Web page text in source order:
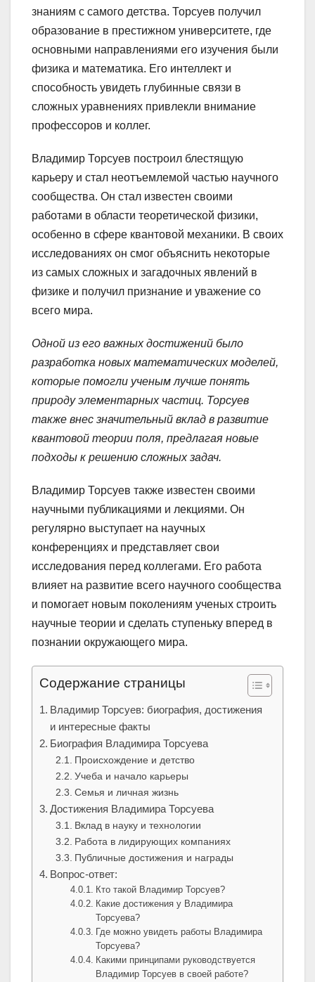
знаниям с самого детства. Торсуев получил
образование в престижном университете, где
основными направлениями его изучения были
физика и математика. Его интеллект и
способность увидеть глубинные связи в
сложных уравнениях привлекли внимание
профессоров и коллег.
Владимир Торсуев построил блестящую
карьеру и стал неотъемлемой частью научного
сообщества. Он стал известен своими
работами в области теоретической физики,
особенно в сфере квантовой механики. В своих
исследованиях он смог объяснить некоторые
из самых сложных и загадочных явлений в
физике и получил признание и уважение со
всего мира.
Одной из его важных достижений было
разработка новых математических моделей,
которые помогли ученым лучше понять
природу элементарных частиц. Торсуев
также внес значительный вклад в развитие
квантовой теории поля, предлагая новые
подходы к решению сложных задач.
Владимир Торсуев также известен своими
научными публикациями и лекциями. Он
регулярно выступает на научных
конференциях и представляет свои
исследования перед коллегами. Его работа
влияет на развитие всего научного сообщества
и помогает новым поколениям ученых строить
научные теории и сделать ступеньку вперед в
познании окружающего мира.
Содержание страницы
Владимир Торсуев: биография, достижения
и интересные факты
Биография Владимира Торсуева
Происхождение и детство
Учеба и начало карьеры
Семья и личная жизнь
Достижения Владимира Торсуева
Вклад в науку и технологии
Работа в лидирующих компаниях
Публичные достижения и награды
Вопрос-ответ:
Кто такой Владимир Торсуев?
Какие достижения у Владимира
Торсуева?
Где можно увидеть работы Владимира
Торсуева?
Какими принципами руководствуется
Владимир Торсуев в своей работе?